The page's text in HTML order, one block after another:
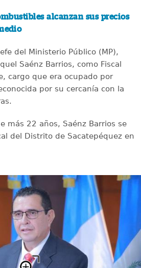
alcanzan sus precios
del Ministerio Público (MP),
Saénz Barrios, como Fiscal
cargo que era ocupado por
por su cercanía con la
más 22 años, Saénz Barrios se
del Distrito de Sacatepéquez en